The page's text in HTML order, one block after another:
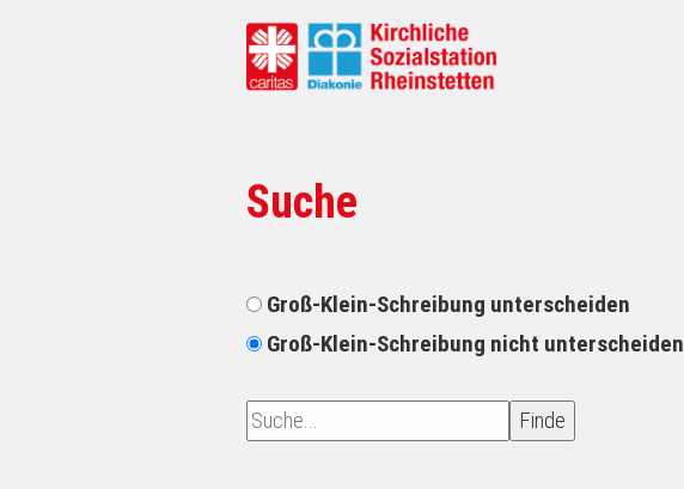
Suche
Groß-Klein-Schreibung unterscheiden
Groß-Klein-Schreibung nicht unterscheiden